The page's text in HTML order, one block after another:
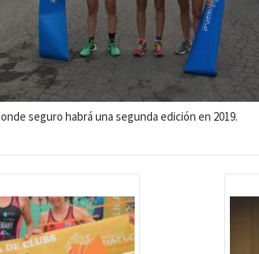
seguro habrá una segunda edición en 2019.